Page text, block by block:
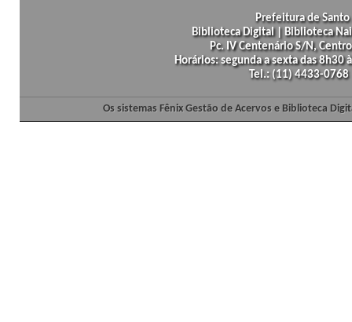
Prefeitura de
Biblioteca Digital | Biblioteca
Pc. IV Centenário S/N,
Horários: segunda a sexta das
Tel.: (11) 4433-
Os sistemas Fênix Gestão de Acervos e Biblioteca